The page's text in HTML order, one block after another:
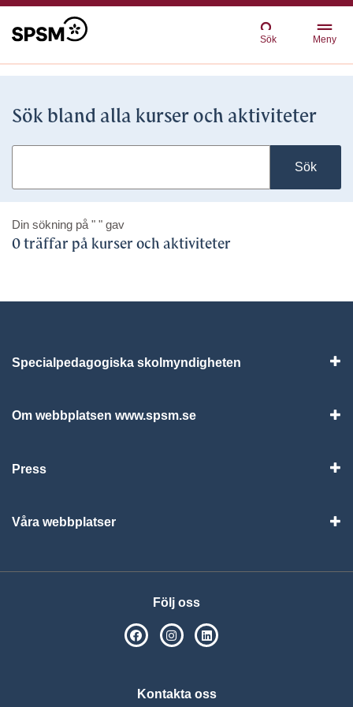
Sök Meny
Sök bland alla kurser och aktiviteter
Sök
Din sökning på " " gav
0 träffar på kurser och aktiviteter
Specialpedagogiska skolmyndigheten
Om webbplatsen www.spsm.se
Press
Våra webbplatser
Följ oss
SPSM på Facebook
SPSM på Instagram
Kontakta oss